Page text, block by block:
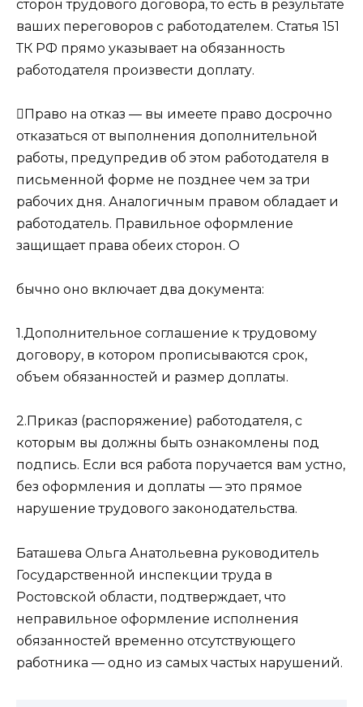
сторон трудового договора, то есть в результате
ваших переговоров с работодателем. Статья 151
ТК РФ прямо указывает на обязанность
работодателя произвести доплату.
Право на отказ — вы имеете право досрочно
отказаться от выполнения дополнительной
работы, предупредив об этом работодателя в
письменной форме не позднее чем за три
рабочих дня. Аналогичным правом обладает и
работодатель. Правильное оформление
защищает права обеих сторон. О
бычно оно включает два документа:
1.Дополнительное соглашение к трудовому
договору, в котором прописываются срок,
объем обязанностей и размер доплаты.
2.Приказ (распоряжение) работодателя, с
которым вы должны быть ознакомлены под
подпись. Если вся работа поручается вам устно,
без оформления и доплаты — это прямое
нарушение трудового законодательства.
Баташева Ольга Анатольевна руководитель
Государственной инспекции труда в
Ростовской области, подтверждает, что
неправильное оформление исполнения
обязанностей временно отсутствующего
работника — одно из самых частых нарушений.